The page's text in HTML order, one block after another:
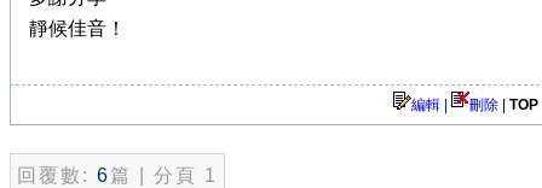
靜候佳音！
編輯 | 刪除 TOP
回覆數: 6篇 | 分頁 1